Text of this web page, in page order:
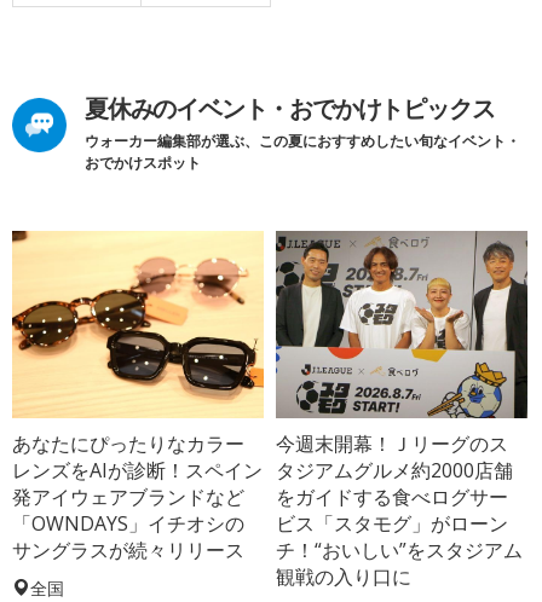
夏休みのイベント・おでかけトピックス
ウォーカー編集部が選ぶ、この夏におすすめしたい旬なイベント・
おでかけスポット
あなたにぴったりなカラー
レンズをAIが診断！スペイン
発アイウェアブランドなど
「OWNDAYS」イチオシの
サングラスが続々リリース
全国
今週末開幕！Ｊリーグのス
タジアムグルメ約2000店舗
をガイドする食べログサー
ビス「スタモグ」がローン
チ！“おいしい”をスタジアム
観戦の入り口に